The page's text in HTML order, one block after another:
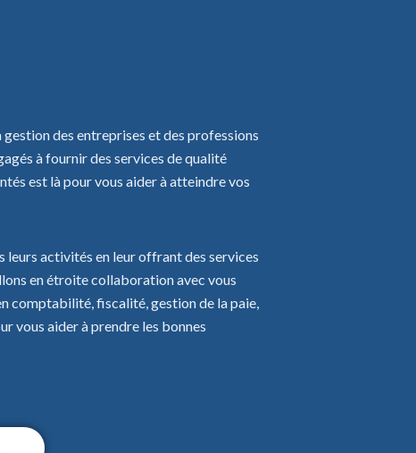
des entreprises et des professions
à fournir des services de qualité
est là pour vous aider à atteindre vos
leurs activités en leur offrant des services
en étroite collaboration avec vous
comptabilité, fiscalité, gestion de la paie,
vous aider à prendre les bonnes